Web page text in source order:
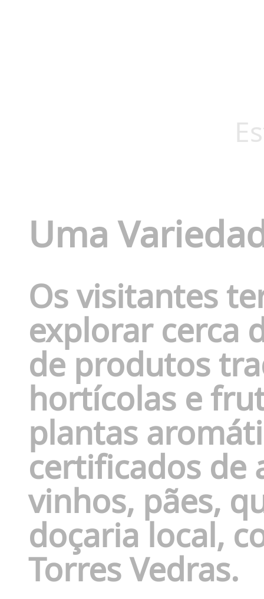
Uma
Os visitantes
explorar cerca
de produtos
hortícolas e
plantas
certificados
vinhos, pães,
doçaria local,
Torres Vedras.